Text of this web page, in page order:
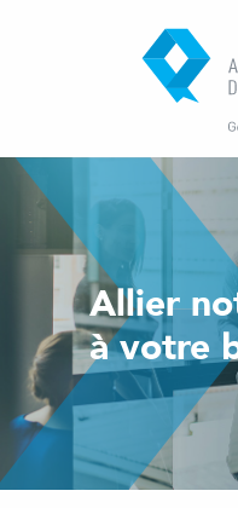
Allier
à votre